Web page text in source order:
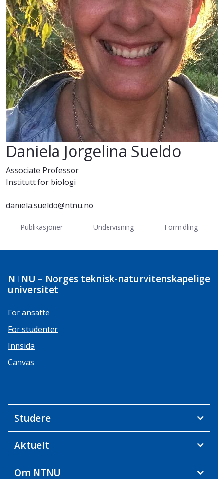
Daniela Jorgelina Sueldo
Associate Professor
Institutt for biologi
daniela.sueldo@ntnu.no
Publikasjoner Undervisning Formidling
NTNU – Norges teknisk-naturvitenskapelige
universitet
For ansatte
For studenter
Innsida
Canvas
Studere
Aktuelt
Om NTNU